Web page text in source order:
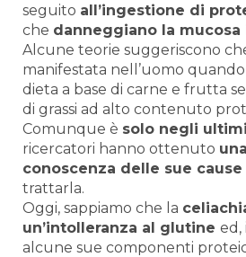
seguito all’ingestione di
che danneggiano la
Alcune teorie suggeriscono
manifestata nell’uomo quando
dieta a base di carne e frutta
di grassi ad alto contenuto
Comunque è solo negli
ricercatori hanno ottenuto
conoscenza delle sue cause
trattarla.
Oggi, sappiamo che la
un’intolleranza al glutine ed,
alcune sue componenti